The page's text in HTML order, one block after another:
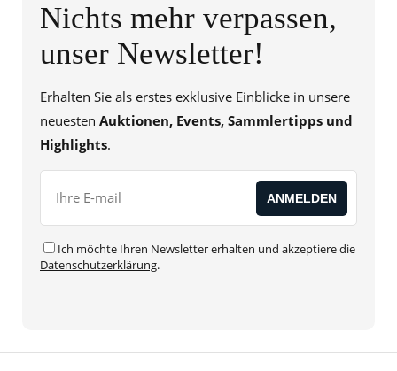
Nichts mehr verpassen,
unser Newsletter!
Erhalten Sie als erstes exklusive Einblicke in unsere
neuesten Auktionen, Events, Sammlertipps und
Highlights.
Ich möchte Ihren Newsletter erhalten und akzeptiere die
Datenschutzerklärung.